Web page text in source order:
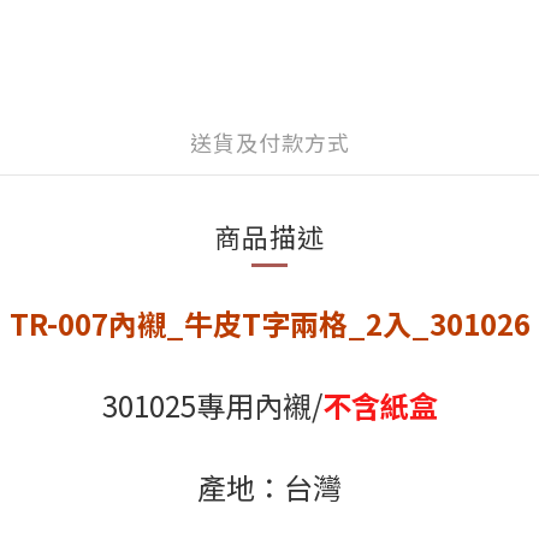
送貨及付款方式
商品描述
TR-007內襯_牛皮T字兩格_2入_301026
301025專用內襯/不含紙盒
產地：台灣